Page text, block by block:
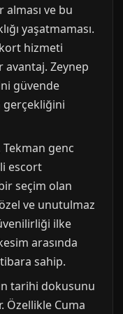
ve bu
yaşatmaması.
hizmeti
Zeynep
güvende
gerçekliğini
genc
escort
seçim olan
ve unutulmaz
ilke
arasında
sahip.
tarihi dokusunu
Özellikle Cuma